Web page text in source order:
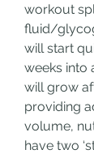
workout
fluid/
will start
weeks into
will grow
providing
volume,
have two